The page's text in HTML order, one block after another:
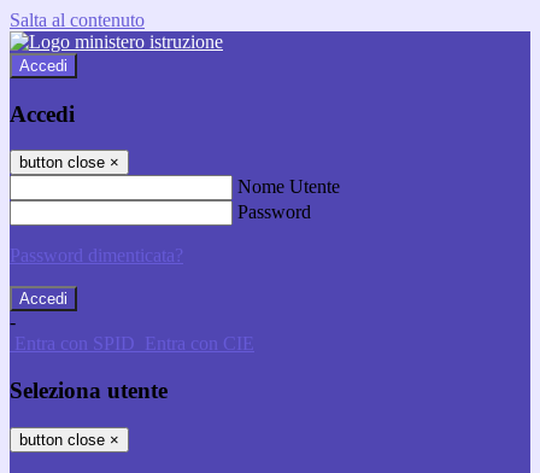
Salta al contenuto
Accedi
Accedi
button close ×
Nome Utente
Password
Password dimenticata?
-
Entra con SPID Entra con CIE
Seleziona utente
button close ×